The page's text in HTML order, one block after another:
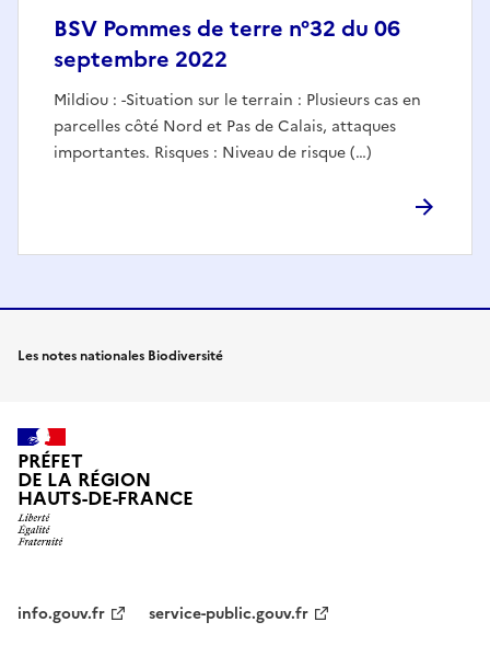
BSV Pommes de terre n°32 du 06
septembre 2022
Mildiou : -Situation sur le terrain : Plusieurs cas en
parcelles côté Nord et Pas de Calais, attaques
importantes. Risques : Niveau de risque (…)
Les notes nationales Biodiversité
PRÉFET
DE LA RÉGION
HAUTS-DE-FRANCE
info.gouv.fr service-public.gouv.fr